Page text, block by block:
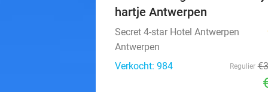
hartje Antwerpen
Secret 4-star Hotel Antwerpen
Antwerpen
Verkocht: 984
Regulier